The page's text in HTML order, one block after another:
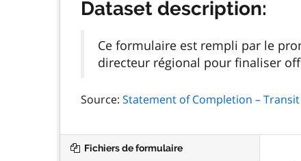
Dataset description:
Ce formulaire est rempli par le
directeur régional pour finaliser
Source: Statement of Completion –
Fichiers de formulaire